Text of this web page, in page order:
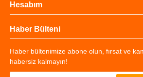
Hesabım
Haber Bülteni
Haber bültenimize abone olun, fırsat ve
habersiz kalmayın!